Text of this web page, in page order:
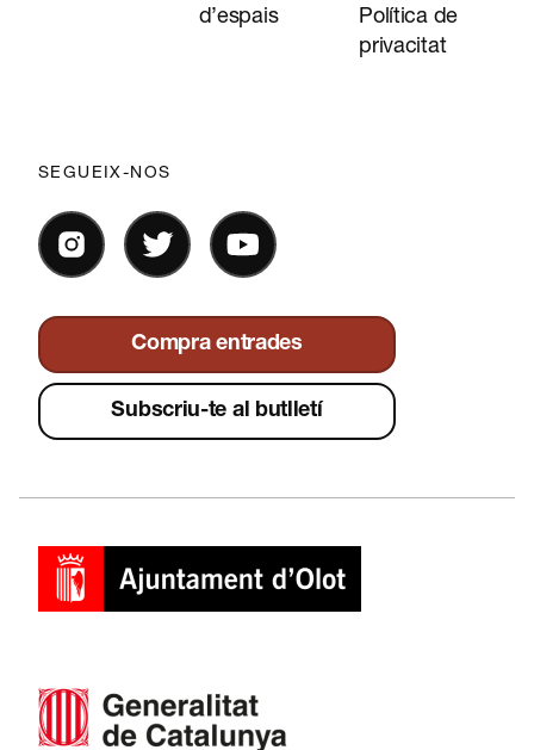
d’espais
Política de
privacitat
SEGUEIX-NOS
Compra entrades
Subscriu-te al butlletí